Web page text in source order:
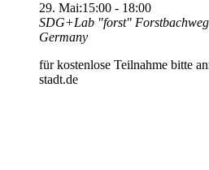
29. Mai:15:00 - 18:00
SDG+Lab "forst"
Germany
für kostenlose Teilnahme bitte
stadt.de